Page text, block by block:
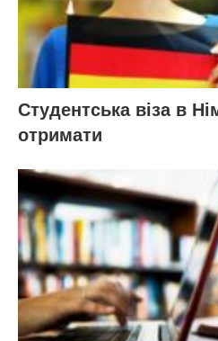
Студентська віза в
отримати